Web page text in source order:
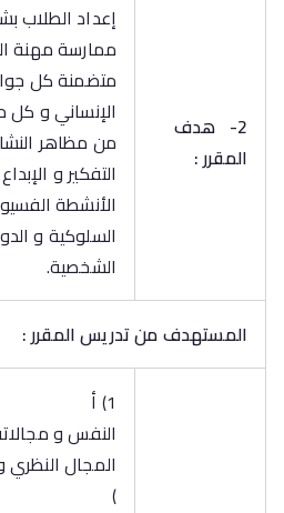
2-
هدف
المقرر :
إعداد الطلاب
ممارسة مهنة
متضمنة كل
الإنساني و كل
من مظاهر
التفكير و
الأنشطة
السلوكية و
الشخصية.
المستهدف من تدريس المقرر :
1) أ
النفس و
المجال النظري
)